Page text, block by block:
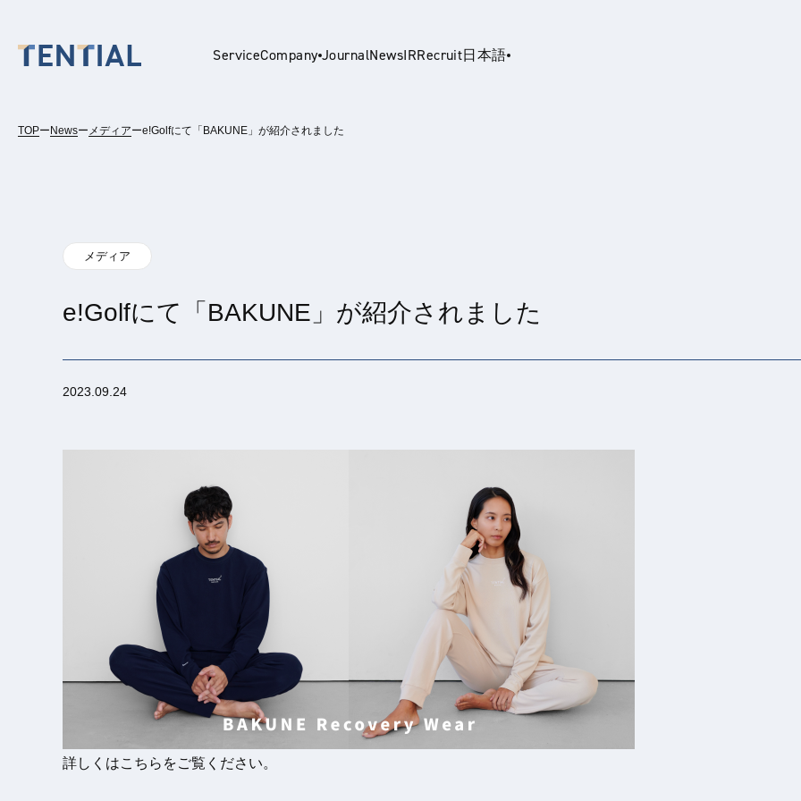
ServiceCompanyJournalNewsIRRecruit日本語
TOPー Newsー メディアーe!Golfにて「BAKUNE」が紹介されました
メディア
e!Golfにて「BAKUNE」が紹介されました
2023.09.24
詳しくはこちらをご覧ください。